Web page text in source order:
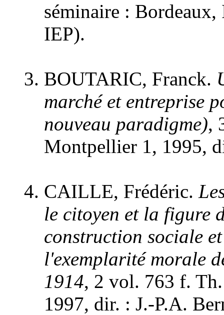
séminaire :
IEP).
BOUTARIC, Franck.
marché et entreprise
nouveau paradigme),
Montpellier 1, 1995,
CAILLE, Frédéric.
le citoyen et la figure
construction sociale
l'exemplarité morale
1914, 2 vol. 763 f.
1997, dir. : J.-P.A.